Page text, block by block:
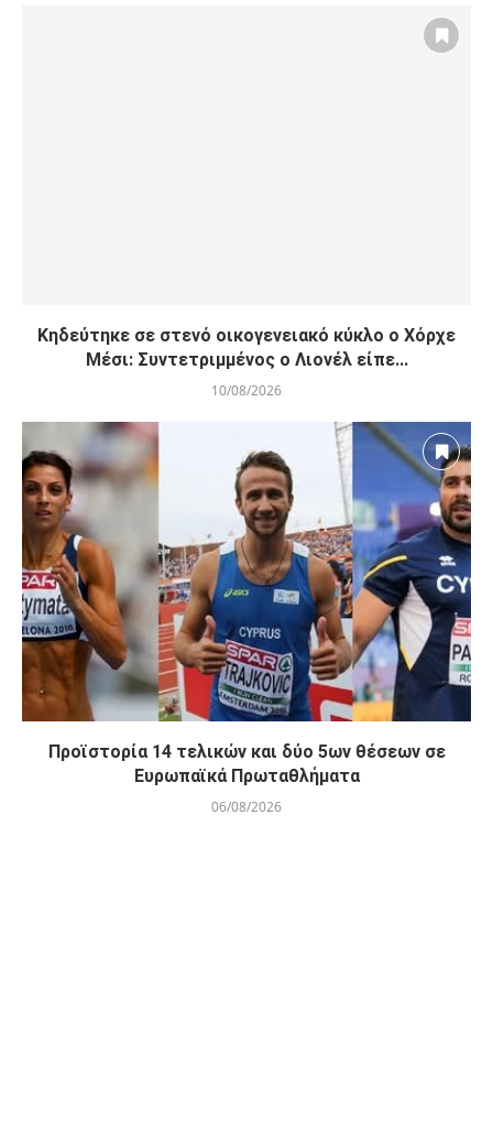
Κηδεύτηκε σε στενό οικογενειακό κύκλο ο Χόρχε
Μέσι: Συντετριμμένος ο Λιονέλ είπε...
10/08/2026
Προϊστορία 14 τελικών και δύο 5ων θέσεων σε
Ευρωπαϊκά Πρωταθλήματα
06/08/2026